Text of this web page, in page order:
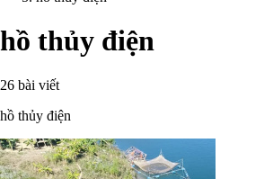
hồ thủy điện
26 bài viết
hồ thủy điện